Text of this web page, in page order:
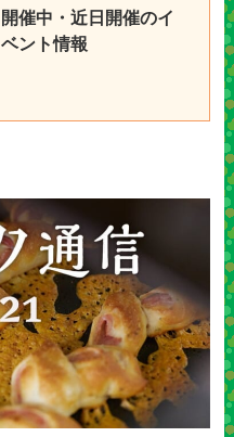
開催中・近日開催のイ
ベント情報